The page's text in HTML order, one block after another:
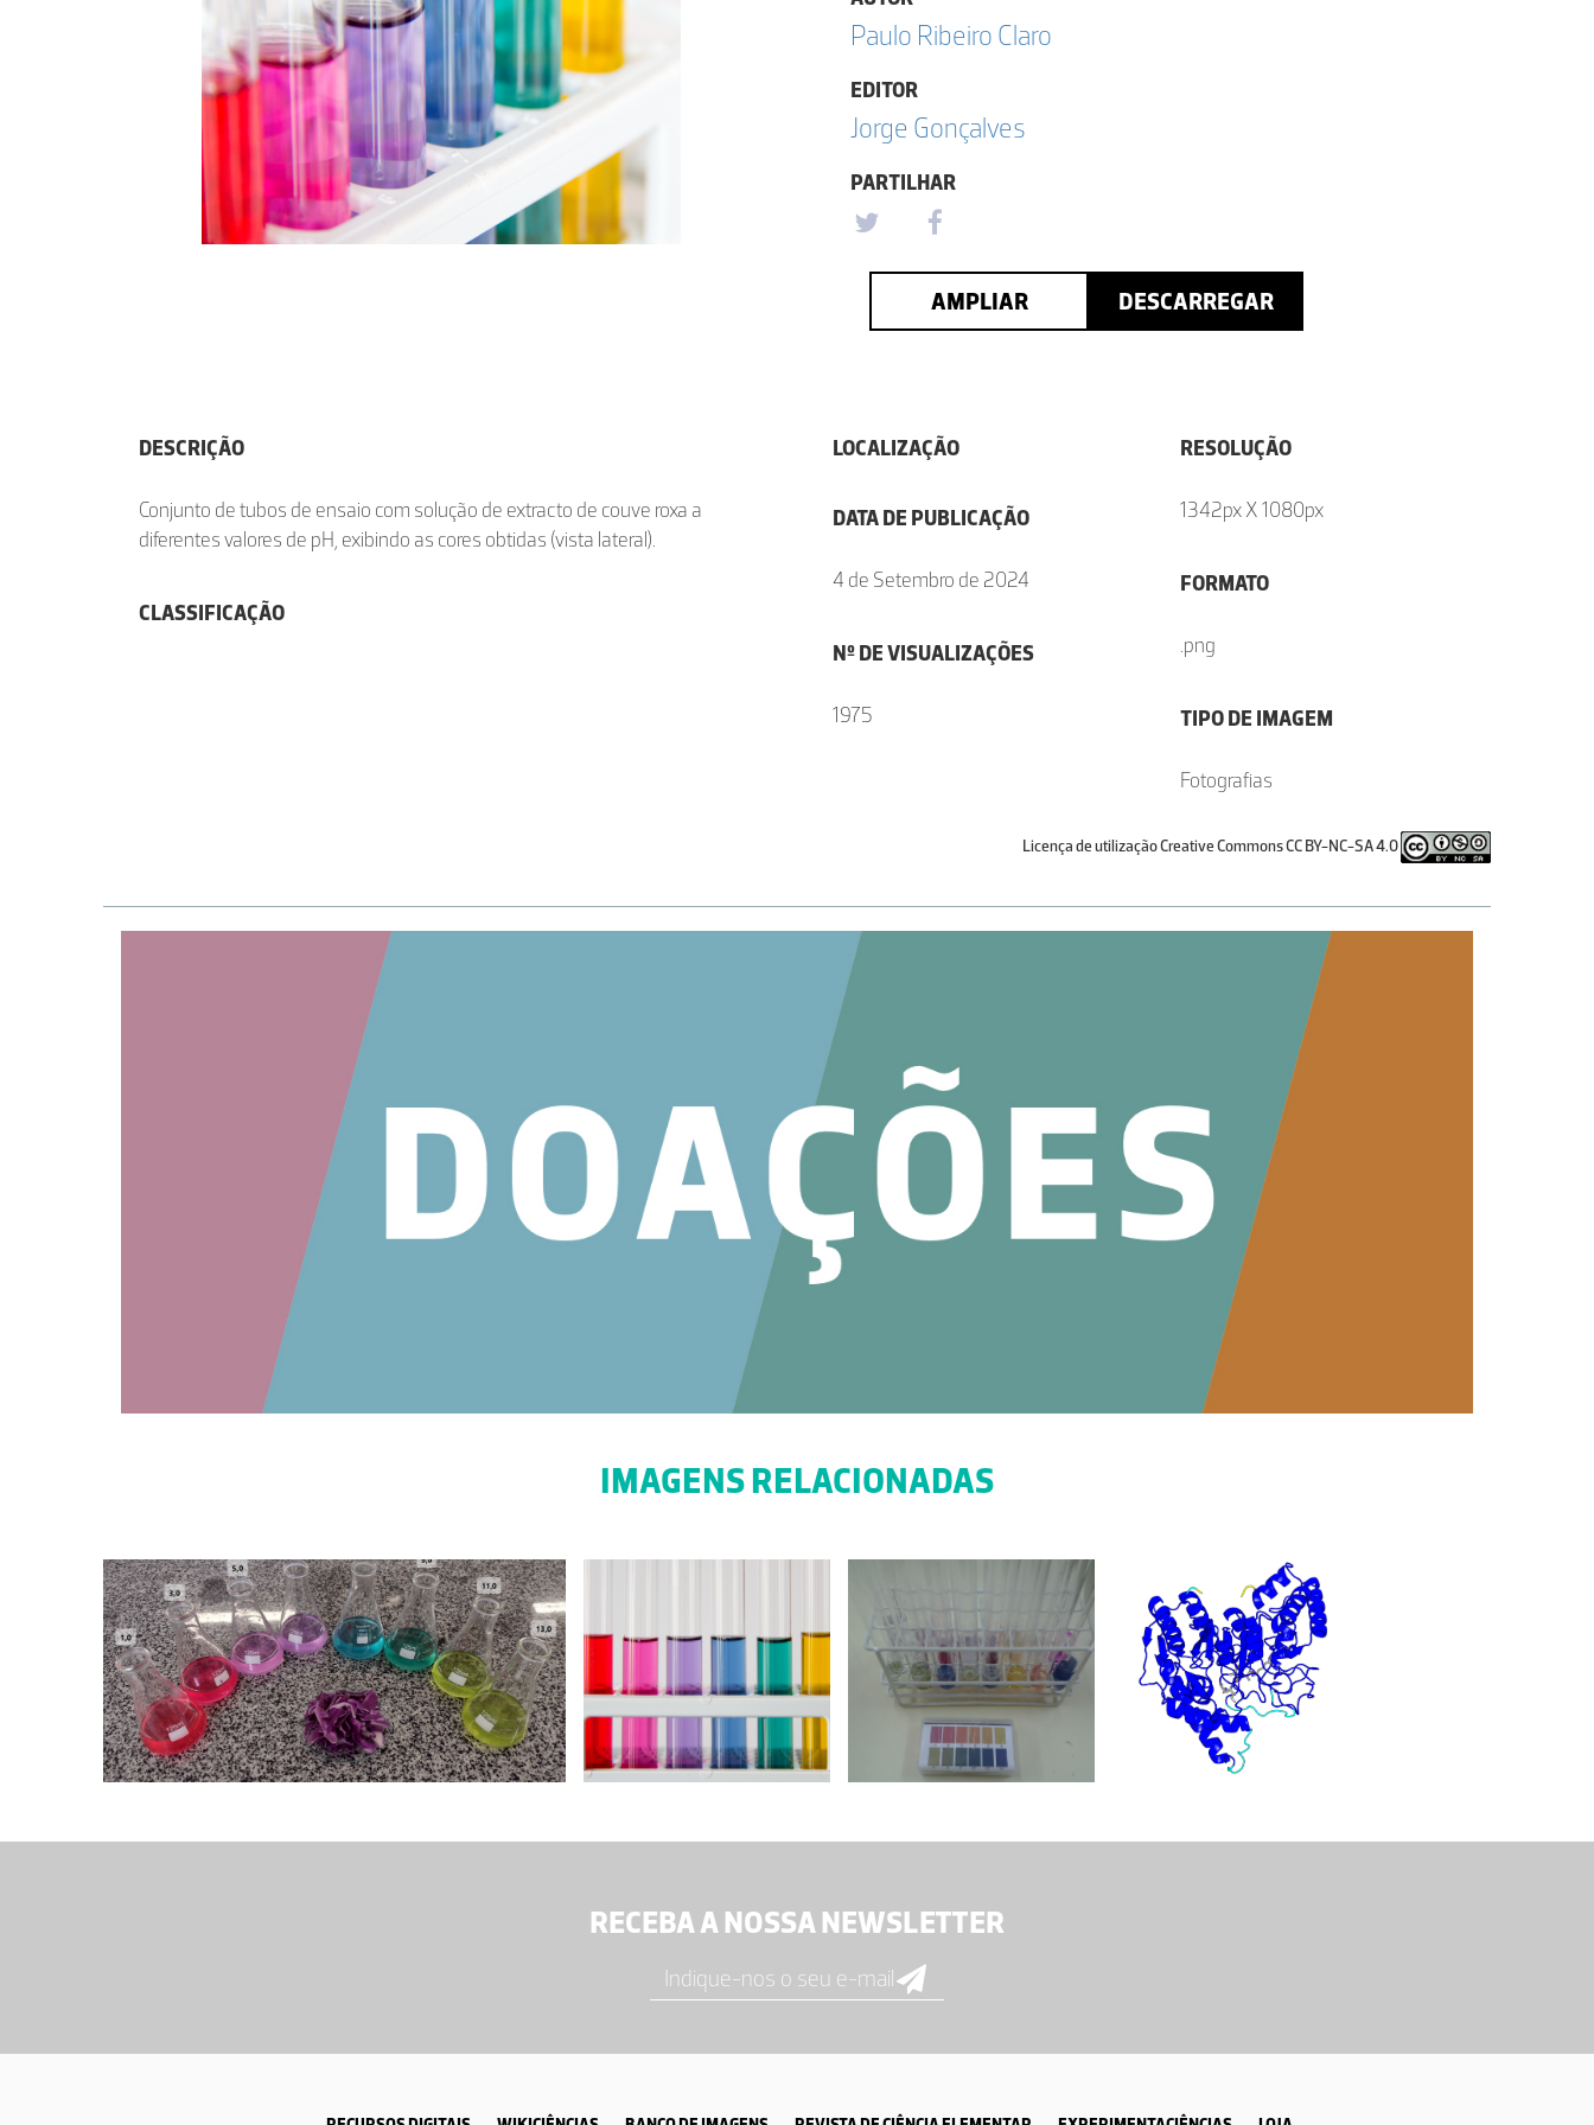
Paulo Ribeiro Claro
EDITOR
Jorge Gonçalves
PARTILHAR
AMPLIAR DESCARREGAR
DESCRIÇÃO
Conjunto de tubos de ensaio com solução de extracto de couve roxa a
diferentes valores de pH, exibindo as cores obtidas (vista lateral).
CLASSIFICAÇÃO
LOCALIZAÇÃO
DATA DE PUBLICAÇÃO
4 de Setembro de 2024
Nº DE VISUALIZAÇÕES
1975
RESOLUÇÃO
1342px X 1080px
FORMATO
.png
TIPO DE IMAGEM
Fotografias
Licença de utilização Creative Commons CC BY-NC-SA 4.0
IMAGENS RELACIONADAS
RECEBA A NOSSA NEWSLETTER